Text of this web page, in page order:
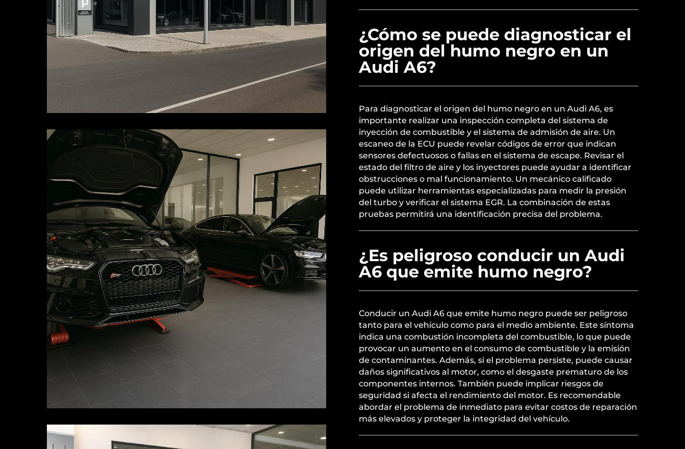
¿Cómo se puede diagnosticar el
origen del humo negro en un
Audi A6?
Para diagnosticar el origen del humo negro en un Audi A6, es
importante realizar una inspección completa del sistema de
inyección de combustible y el sistema de admisión de aire. Un
escaneo de la ECU puede revelar códigos de error que indican
sensores defectuosos o fallas en el sistema de escape. Revisar el
estado del filtro de aire y los inyectores puede ayudar a identificar
obstrucciones o mal funcionamiento. Un mecánico calificado
puede utilizar herramientas especializadas para medir la presión
del turbo y verificar el sistema EGR. La combinación de estas
pruebas permitirá una identificación precisa del problema.
¿Es peligroso conducir un Audi
A6 que emite humo negro?
Conducir un Audi A6 que emite humo negro puede ser peligroso
tanto para el vehículo como para el medio ambiente. Este síntoma
indica una combustión incompleta del combustible, lo que puede
provocar un aumento en el consumo de combustible y la emisión
de contaminantes. Además, si el problema persiste, puede causar
daños significativos al motor, como el desgaste prematuro de los
componentes internos. También puede implicar riesgos de
seguridad si afecta el rendimiento del motor. Es recomendable
abordar el problema de inmediato para evitar costos de reparación
más elevados y proteger la integridad del vehículo.